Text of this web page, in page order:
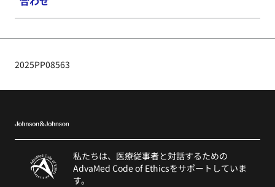
※アキュビュー
は対象外です。
お客様フリーダイヤル：0120-525-011（土日祝日
[email protected]へお問い合わせください。
には、数日をいただくことがございますので、あら
●セミナー情報についてのお問い合わせ
弊社担当営業にご連絡下さい。
2025PP08563
私たちは、医療従事者と対話するための
AdvaMed Code of Ethicsをサポートしていま
す。